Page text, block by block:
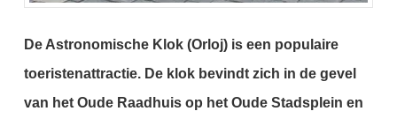
De Astronomische Klok (Orloj) is een populaire
toeristenattractie. De klok bevindt zich in de gevel
van het Oude Raadhuis op het Oude Stadsplein en